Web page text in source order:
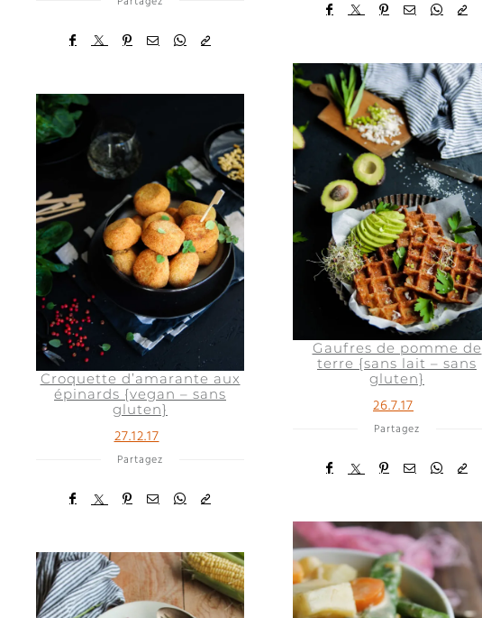
Croquette d’amarante aux
épinards {vegan – sans
gluten}
27.12.17
Partagez
Gaufres de pomme de
terre {sans lait – sans
gluten}
26.7.17
Partagez